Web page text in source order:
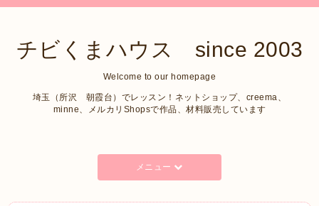
チビくまハウス since 2003
Welcome to our homepage
埼玉（所沢 朝霞台）でレッスン！ネットショップ、creema、
minne、メルカリShopsで作品、材料販売しています
メニュー